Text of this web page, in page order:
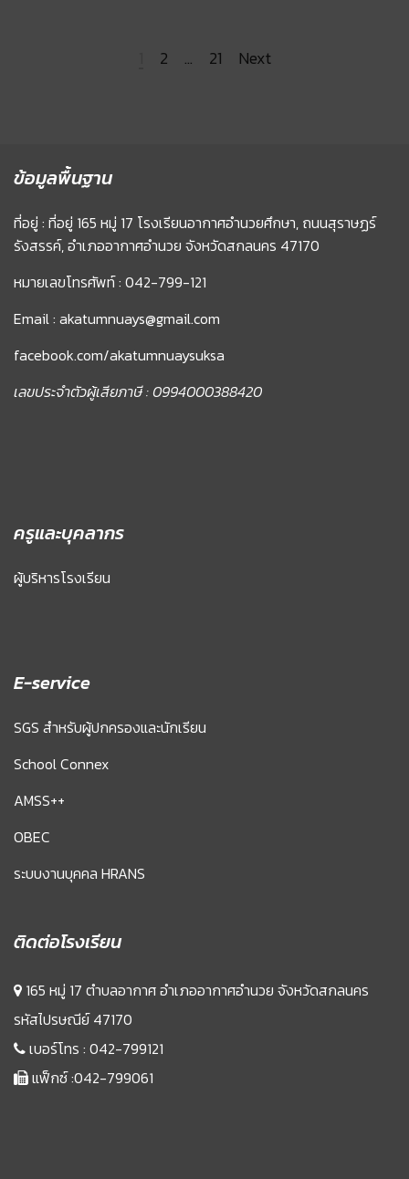
2 … 21 Next
ข้อมูลพื้นฐาน
ที่อยู่ : ที่อยู่ 165 หมู่ 17 โรงเรียนอากาศอำนวยศึกษา, ถนนสุราษฏร์
รังสรรค์, อำเภออากาศอำนวย จังหวัดสกลนคร 47170
หมายเลขโทรศัพท์ : 042-799-121
Email : akatumnuays@gmail.com
facebook.com/akatumnuaysuksa
เลขประจำตัวผู้เสียภาษี : 0994000388420
ครูและบุคลากร
ผู้บริหารโรงเรียน
E-service
SGS สำหรับผู้ปกครองและนักเรียน
School Connex
AMSS++
OBEC
ระบบงานบุคคล HRANS
ติดต่อโรงเรียน
165 หมู่ 17 ตำบลอากาศ อำเภออากาศอำนวย จังหวัดสกลนคร
รหัสไปรษณีย์ 47170
เบอร์โทร : 042-799121
แฟ็กซ์ :042-799061